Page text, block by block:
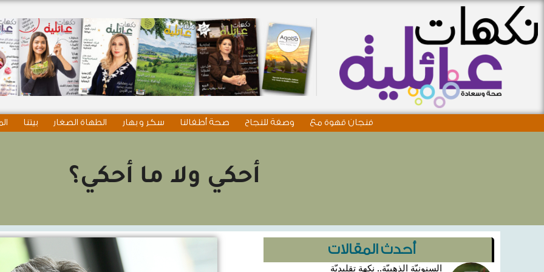
فنجان قهوة مع وصفة للنجاح صحة أطفالنا سكر و بهار الطهاة الصغار بيتنا
أحكي ولا ما أحكي؟
أحدث المقالات
السنونيّة الذهبيّة.. نكهة تقليديّة